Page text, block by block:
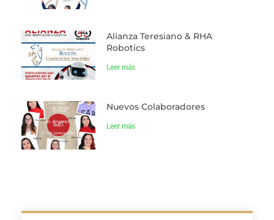
Alianza Teresiano & RHA
Robotics
Leer más
Nuevos Colaboradores
Leer más